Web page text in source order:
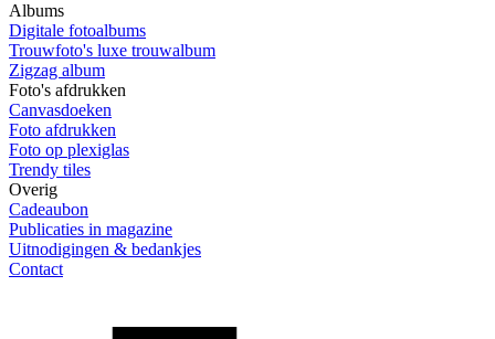
Albums
Digitale fotoalbums
Trouwfoto's luxe trouwalbum
Zigzag album
Foto's afdrukken
Canvasdoeken
Foto afdrukken
Foto op plexiglas
Trendy tiles
Overig
Cadeaubon
Publicaties in magazine
Uitnodigingen & bedankjes
Contact